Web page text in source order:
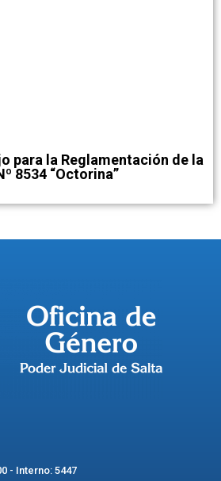
para la Reglamentación de la
8534 “Octorina”
- Interno: 5447